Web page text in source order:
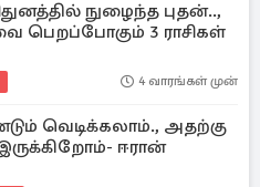
நுழைந்த புதன்..,
பெறப்போகும் 3 ராசிகள்
4 வாரங்கள் முன்
வெடிக்கலாம்., அதற்கு
ஈரான்